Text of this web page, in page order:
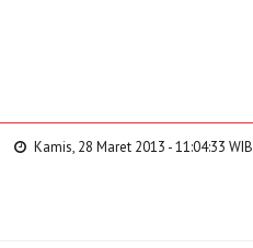
Kamis, 28 Maret 2013 - 11:04:33 WIB